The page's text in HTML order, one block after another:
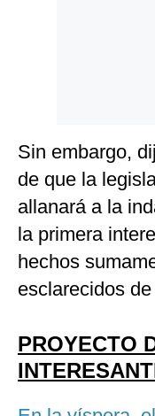
Sin embargo,
de que la
allanará a la
la primera
hechos
esclarecidos
PROYECTO